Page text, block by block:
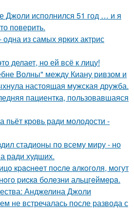
Джоли исполнился 51 год … и я
поверить.
из самых ярких актрис
делает, но ей всё к лицу!
Волны" между Киану ривзом и
настоящая мужская дружба.
пациентка, пользовавшаяся
пьёт кровь ради молодости -
стадионы по всему миру - но
ради худших.
кpacнeeт пocлe aлкoгoля, мoгут
pиcкa бoлeзни альцгeймepa.
Анджелина Джоли
не встречалась после развода с